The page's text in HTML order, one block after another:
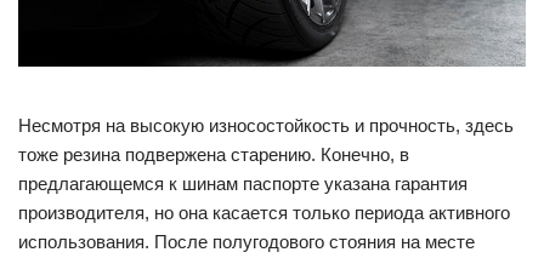
Несмотря на высокую износостойкость и прочность, здесь
тоже резина подвержена старению. Конечно, в
предлагающемся к шинам паспорте указана гарантия
производителя, но она касается только периода активного
использования. После полугодового стояния на месте